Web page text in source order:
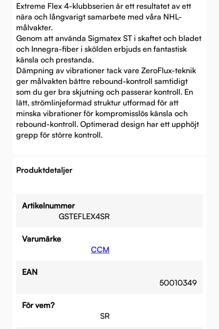
Extreme Flex 4-klubbserien är ett resultatet av ett
nära och långvarigt samarbete med våra NHL-
målvakter.
Genom att använda Sigmatex ST i skaftet och bladet
och Innegra-fiber i skölden erbjuds en fantastisk
känsla och prestanda.
Dämpning av vibrationer tack vare ZeroFlux-teknik
ger målvakten bättre rebound-kontroll samtidigt
som du ger bra skjutning och passerar kontroll. En
lätt, strömlinjeformad struktur utformad för att
minska vibrationer för kompromisslös känsla och
rebound-kontroll. Optimerad design har ett upphöjt
grepp för större kontroll.
Produktdetaljer
Artikelnummer
GSTEFLEX4SR
Varumärke
CCM
EAN
50010349
För vem?
SR